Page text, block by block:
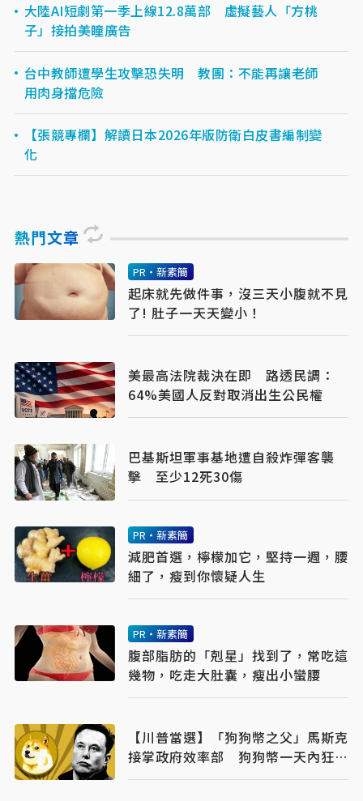
大陸AI短劇第一季上線12.8萬部 虛擬藝人「方桃
子」接拍美瞳廣告
台中教師遭學生攻擊恐失明 教團：不能再讓老師
用肉身擋危險
【張競專欄】解讀日本2026年版防衛白皮書編制變
化
熱門文章
PR・新素簡
起床就先做件事，沒三天小腹就不見
了! 肚子一天天變小！
美最高法院裁決在即 路透民調：
64%美國人反對取消出生公民權
巴基斯坦軍事基地遭自殺炸彈客襲
擊 至少12死30傷
PR・新素簡
減肥首選，檸檬加它，堅持一週，腰
細了，瘦到你懷疑人生
PR・新素簡
腹部脂肪的「剋星」找到了，常吃這
幾物，吃走大肚囊，瘦出小蠻腰
【川普當選】「狗狗幣之父」馬斯克
接掌政府效率部 狗狗幣一天內狂漲
5成